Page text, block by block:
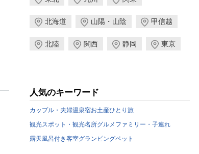
北海道 山陽・山陰 甲信越
北陸 関西 静岡 東京
人気のキーワード
カップル・夫婦温泉宿お土産ひとり旅
観光スポット・観光名所グルメ ファミリー・子連れ
露天風呂付き客室グランピングペット